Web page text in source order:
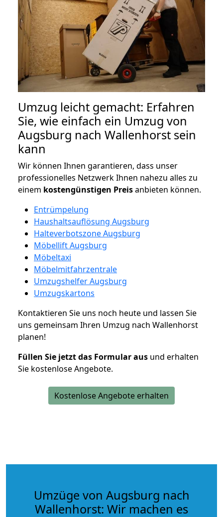
Umzug leicht gemacht: Erfahren
Sie, wie einfach ein Umzug von
Augsburg nach Wallenhorst sein
kann
Wir können Ihnen garantieren, dass unser
professionelles Netzwerk Ihnen nahezu alles zu
einem kostengünstigen Preisanbieten können.
Entrümpelung
Haushaltsauflösung Augsburg
Halteverbotszone Augsburg
Möbellift Augsburg
Möbeltaxi
Möbelmitfahrzentrale
Umzugshelfer Augsburg
Umzugskartons
Kontaktieren Sie uns noch heute und lassen Sie
uns gemeinsam Ihren Umzug nach Wallenhorst
planen!
Füllen Sie jetzt das Formular aus und erhalten
Sie kostenlose Angebote.
Kostenlose Angebote erhalten
Umzüge von Augsburg nach
Wallenhorst: Wir machen es